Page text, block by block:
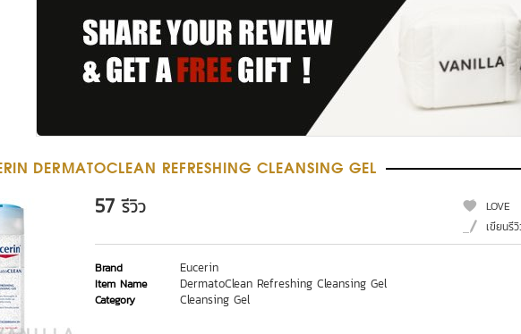
DERMATOCLEAN REFRESHING CLEANSING GEL
57 รีวิว
LOVE
เขียนรี
Brand Eucerin
Item Name DermatoClean Refreshing Cleansing Gel
Category Cleansing Gel